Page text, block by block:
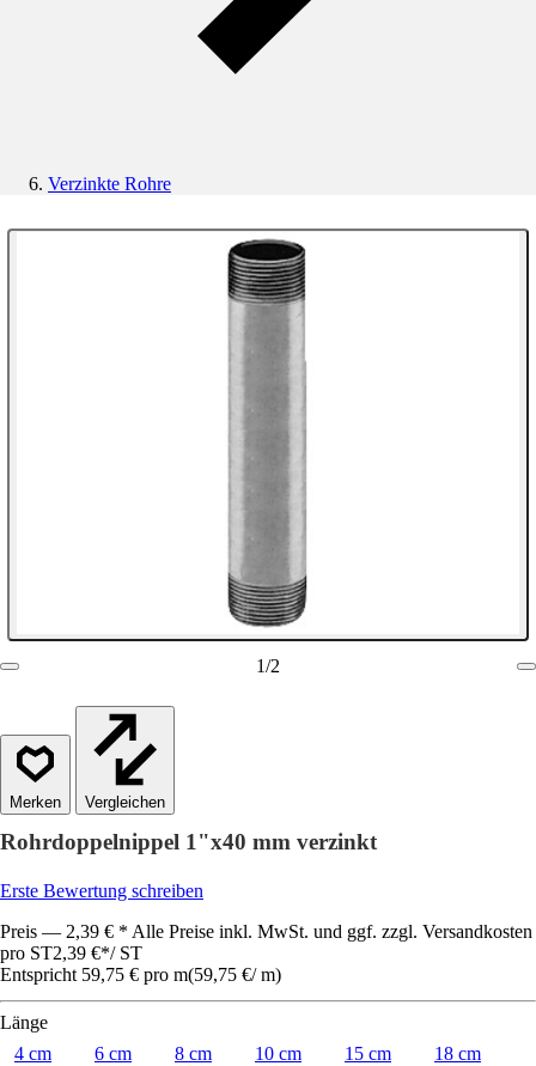
Verzinkte Rohre
1/2
Vergleichen
Rohrdoppelnippel 1"x40 mm verzinkt
Erste Bewertung schreiben
Preis — 2,39 € * Alle Preise inkl. MwSt. und ggf. zzgl. Versandkosten
pro ST2,39 €*/ ST
Entspricht 59,75 € pro m(59,75 €/ m)
Länge
4 cm
6 cm 8 cm 10 cm 15 cm
18 cm